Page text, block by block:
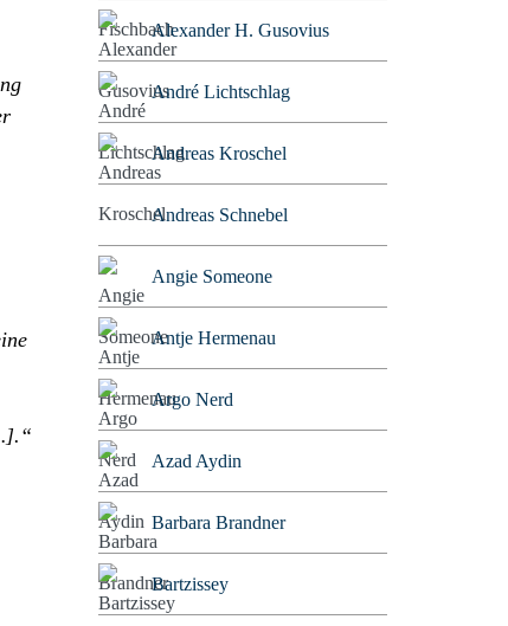
Alexander H. Gusovius
André Lichtschlag
Andreas Kroschel
Andreas Schnebel
Angie Someone
Antje Hermenau
Argo Nerd
Azad Aydin
Barbara Brandner
Bartzissey